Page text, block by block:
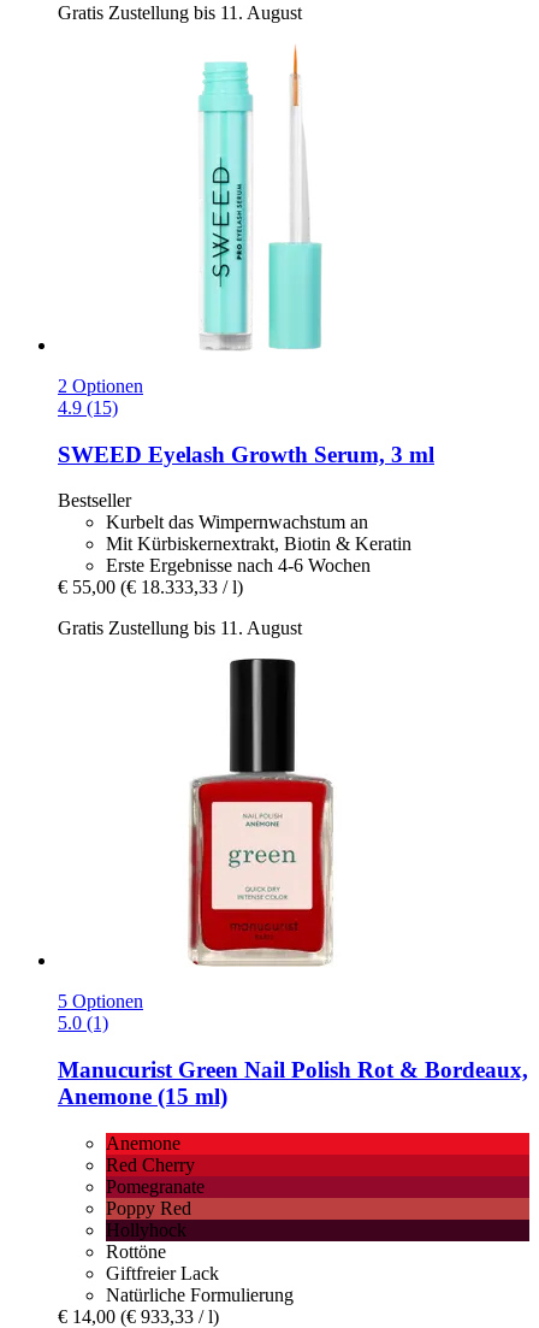
Gratis Zustellung bis 11. August
2 Optionen
4.9 (15)
SWEED Eyelash Growth Serum, 3 ml
Bestseller
Kurbelt das Wimpernwachstum an
Mit Kürbiskernextrakt, Biotin & Keratin
Erste Ergebnisse nach 4-6 Wochen
€ 55,00 (€ 18.333,33 / l)
Gratis Zustellung bis 11. August
5 Optionen
5.0 (1)
Manucurist Green Nail Polish Rot & Bordeaux,
Anemone (15 ml)
Anemone
Red Cherry
Pomegranate
Poppy Red
Hollyhock
Rottöne
Giftfreier Lack
Natürliche Formulierung
€ 14,00 (€ 933,33 / l)